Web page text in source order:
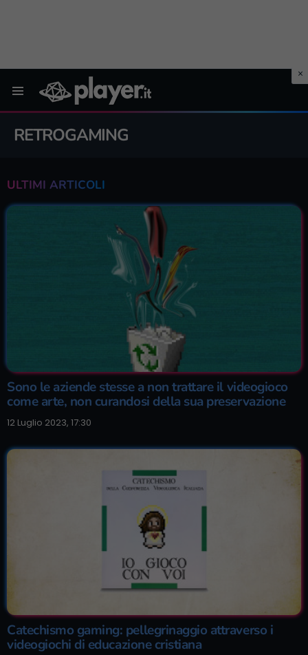
RETROGAMING
ULTIMI ARTICOLI
Sono le aziende stesse a non trattare il videogioco
come arte, non curandosi della sua preservazione
12 Luglio 2023, 17:30
Catechismo gaming: pellegrinaggio attraverso i
videogiochi di educazione cristiana